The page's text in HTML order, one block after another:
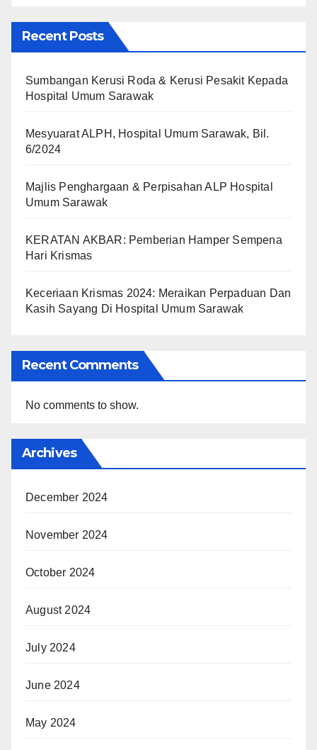
Recent Posts
Sumbangan Kerusi Roda & Kerusi Pesakit Kepada
Hospital Umum Sarawak
Mesyuarat ALPH, Hospital Umum Sarawak, Bil.
6/2024
Majlis Penghargaan & Perpisahan ALP Hospital
Umum Sarawak
KERATAN AKBAR: Pemberian Hamper Sempena
Hari Krismas
Keceriaan Krismas 2024: Meraikan Perpaduan Dan
Kasih Sayang Di Hospital Umum Sarawak
Recent Comments
No comments to show.
Archives
December 2024
November 2024
October 2024
August 2024
July 2024
June 2024
May 2024